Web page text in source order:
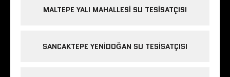
MALTEPE YALI MAHALLESI SU TESISATÇISI
SANCAKTEPE YENIDOĞAN SU TESISATÇISI